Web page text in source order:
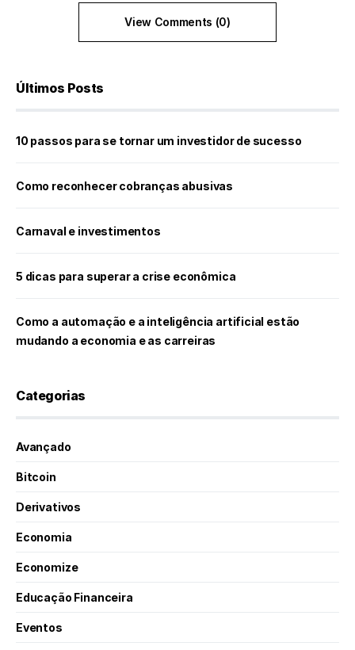
View Comments (0)
Últimos Posts
10 passos para se tornar um investidor de sucesso
Como reconhecer cobranças abusivas
Carnaval e investimentos
5 dicas para superar a crise econômica
Como a automação e a inteligência artificial estão
mudando a economia e as carreiras
Categorias
Avançado
Bitcoin
Derivativos
Economia
Economize
Educação Financeira
Eventos